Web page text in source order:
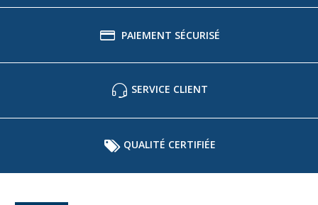
PAIEMENT SÉCURISÉ
SERVICE CLIENT
QUALITÉ CERTIFIÉE